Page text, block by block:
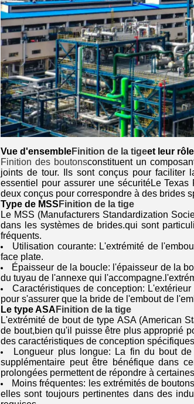
Vue d'ensembleFinition de la tigeet leur
Finition des boutonsconstituent un
joints de tour. Ils sont conçus pour faciliter
essentiel pour assurer une sécuritéLe
deux conçus pour correspondre à des brides
Type de MSS Finition de la tige
Le MSS (Manufacturers Standardization
dans les systèmes de brides.qui sont
fréquents.
Utilisation courante: L'extrémité de
face plate.
Épaisseur de la boucle: l'épaisseur de la
du tuyau de l'annexe qui
Caractéristiques de conception:
pour s'assurer que la bride de l'embout de
Le type ASA Finition de la tige
L'extrémité de bout de type ASA (American
de bout,bien qu'il puisse être plus approprié
des caractéristiques de conception
Longueur plus longue: La fin du bout
supplémentaire peut être bénéfique dans
prolongées permettent de répondre à
Moins fréquentes: les extrémités de
elles sont toujours pertinentes dans des